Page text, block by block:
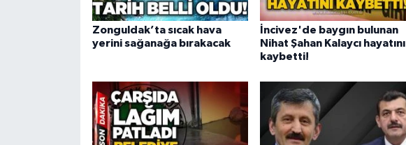
Zonguldak’ta sıcak hava
yerini sağanağa bırakacak
İncivez'de baygın bulunan
Nihat Şahan Kalaycı hayatını
kaybetti!